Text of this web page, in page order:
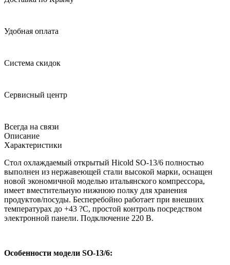
Удобная оплата
Система скидок
Сервисный центр
Всегда на связи
Описание
Характеристики
Стол охлаждаемый открытый Hicold SO-13/6 полностью
выполнен из нержавеющей стали высокой марки, оснащен
новой экономичной моделью итальянского компрессора,
имеет вместительную нижнюю полку для хранения
продуктов/посуды. Бесперебойно работает при внешних
температурах до +43 ?C, простой контроль посредством
электронной панели. Подключение 220 В.
Особенности модели SO-13/6: